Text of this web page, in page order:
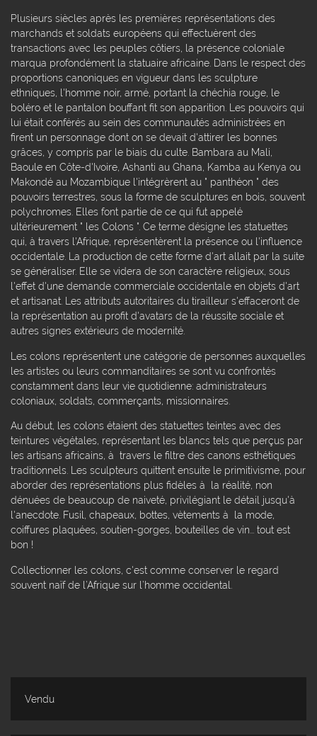
Plusieurs siècles après les premières représentations des
marchands et soldats européens qui effectuèrent des
transactions avec les peuples côtiers, la présence coloniale
marqua profondément la statuaire africaine. Dans le respect des
proportions canoniques en vigueur dans les sculpture
ethniques, l'homme noir, armé, portant la chéchia rouge, le
boléro et le pantalon bouffant fit son apparition. Les pouvoirs qui
lui était conférés au sein des communautés administrées en
firent un personnage dont on se devait d'attirer les bonnes
grâces, y compris par le biais du culte. Bambara au Mali,
Baoule en Côte-d'Ivoire, Ashanti au Ghana, Kamba au Kenya ou
Makondé au Mozambique l'intégrèrent au " panthéon " des
pouvoirs terrestres, sous la forme de sculptures en bois, souvent
polychromes. Elles font partie de ce qui fut appelé
ultérieurement " les Colons ". Ce terme désigne les statuettes
qui, à travers l'Afrique, représentèrent la présence ou l'influence
occidentale. La production de cette forme d'art allait par la suite
se généraliser. Elle se videra de son caractère religieux, sous
l'effet d'une demande commerciale occidentale en objets d'art
et artisanat. Les attributs autoritaires du tirailleur s'effaceront de
la représentation au profit d'avatars de la réussite sociale et
autres signes extérieurs de modernité.
Les colons représentent une catégorie de personnes auxquelles
les artistes ou leurs commanditaires se sont vu confrontés
constamment dans leur vie quotidienne: administrateurs
coloniaux, soldats, commerçants, missionnaires.
Au début, les colons étaient des statuettes teintes avec des
teintures végétales, représentant les blancs tels que perçus par
les artisans africains, à travers le filtre des canons esthétiques
traditionnels. Les sculpteurs quittent ensuite le primitivisme, pour
aborder des représentations plus fidèles à la réalité, non
dénuées de beaucoup de naiveté, privilégiant le détail jusqu'à
l'anecdote. Fusil, chapeaux, bottes, vètements à la mode,
coiffures plaquées, soutien-gorges, bouteilles de vin... tout est
bon !
Collectionner les colons, c'est comme conserver le regard
souvent naïf de l’Afrique sur l’homme occidental.
Vendu